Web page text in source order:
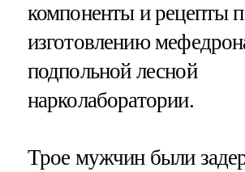
компоненты и рецепты
изготовлению
подпольной лесной
нарколаборатории.
Трое мужчин были